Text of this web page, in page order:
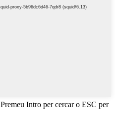
Premeu Intro per cercar o ESC per